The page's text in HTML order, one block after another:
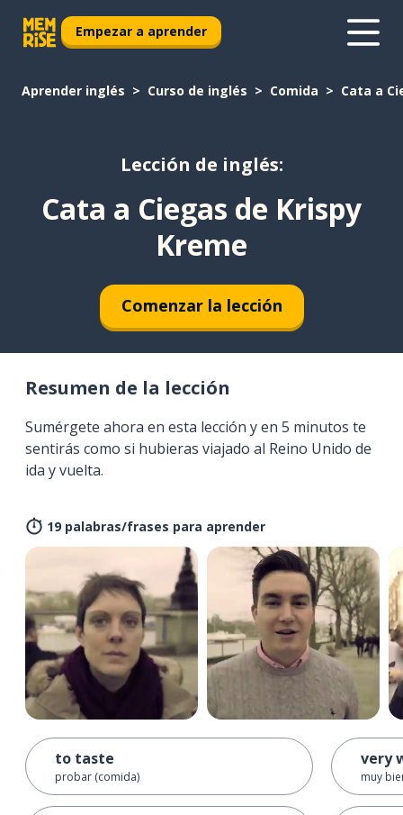
Empezar a aprender
Aprender inglés Curso de inglés Comida Cata a
Lección de inglés:
Cata a Ciegas de Krispy
Kreme
Comenzar la lección
Resumen de la lección
Sumérgete ahora en esta lección y en 5 minutos te
sentirás como si hubieras viajado al Reino Unido de
ida y vuelta.
19 palabras/frases para aprender
to taste
probar (comida)
very
muy